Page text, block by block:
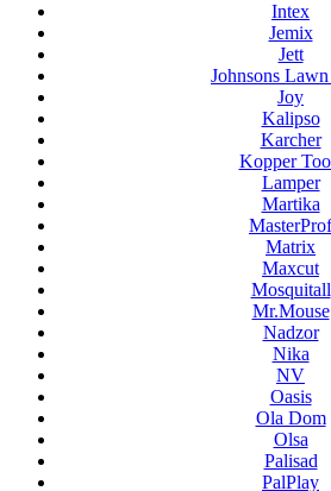
Intex
Jemix
Jett
Johnsons Lawn
Joy
Kalipso
Karcher
Kopper
Lamper
Martika
MasterProf
Matrix
Maxcut
Mosquitall
Mr.Mouse
Nadzor
Nika
NV
Oasis
Ola Dom
Olsa
Palisad
PalPlay